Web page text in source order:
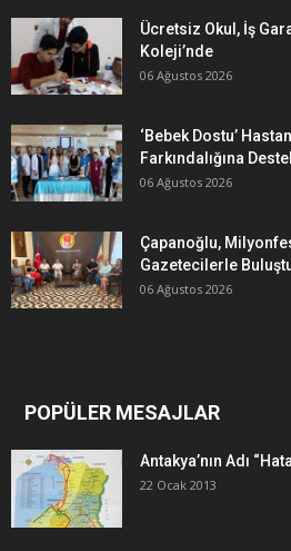
Ücretsiz Okul, İş
Koleji’nde
06 Ağustos 2026
‘Bebek Dostu’
Farkındalığına
06 Ağustos 2026
Çapanoğlu,
Gazetecilerle
06 Ağustos 2026
POPÜLER MESAJLAR
Antakya’nın Adı
22 Ocak 2013